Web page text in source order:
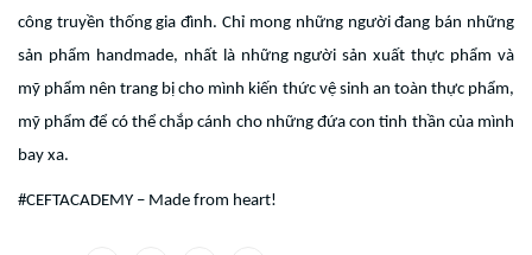
công truyền thống gia đình. Chỉ mong những người đang bán những
sản phẩm handmade, nhất là những người sản xuất thực phẩm và
mỹ phẩm nên trang bị cho mình kiến thức vệ sinh an toàn thực phẩm,
mỹ phẩm để có thể chắp cánh cho những đứa con tinh thần của mình
bay xa.
#CEFTACADEMY – Made from heart!